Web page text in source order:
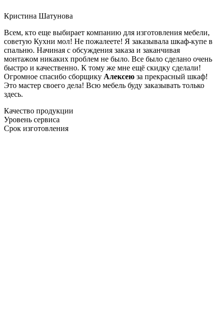
Кристина Шатунова
Всем, кто еще выбирает компанию для изготовления мебели,
советую Кухни мол! Не пожалеете! Я заказывала шкаф-купе в
спальню. Начиная с обсуждения заказа и заканчивая
монтажом никаких проблем не было. Все было сделано очень
быстро и качественно. К тому же мне ещё скидку сделали!
Огромное спасибо сборщику Алексею за прекрасный шкаф!
Это мастер своего дела! Всю мебель буду заказывать только
здесь.
Качество продукции
Уровень сервиса
Срок изготовления